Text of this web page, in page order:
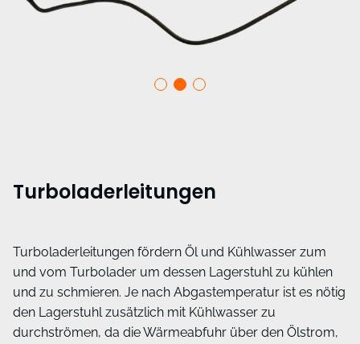
Turboladerleitungen
Turboladerleitungen fördern Öl und Kühlwasser zum
und vom Turbolader um dessen Lagerstuhl zu kühlen
und zu schmieren. Je nach Abgastemperatur ist es nötig
den Lagerstuhl zusätzlich mit Kühlwasser zu
durchströmen, da die Wärmeabfuhr über den Ölstrom,